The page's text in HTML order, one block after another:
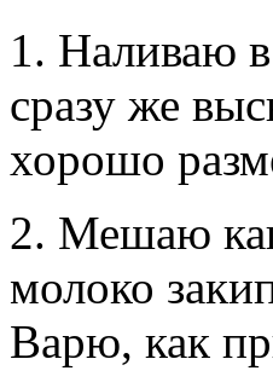
1. Наливаю
сразу же
хорошо
2. Мешаю
молоко
Варю, как